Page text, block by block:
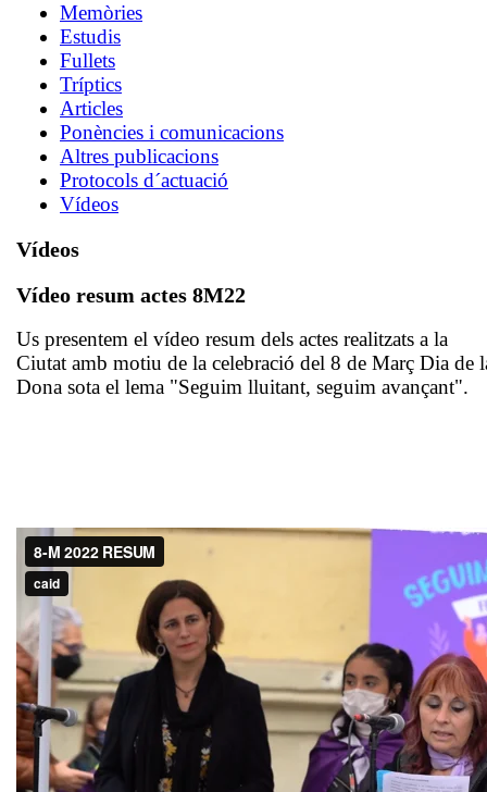
Memòries
Estudis
Fullets
Tríptics
Articles
Ponències i comunicacions
Altres publicacions
Protocols d´actuació
Vídeos
Vídeos
Vídeo resum actes 8M22
Us presentem el vídeo resum dels actes realitzats a la
Ciutat amb motiu de la celebració del 8 de Març Dia de
Dona sota el lema "Seguim lluitant, seguim avançant".